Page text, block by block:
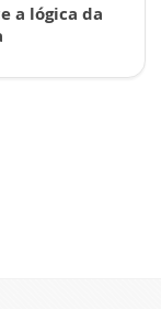
a lógica da